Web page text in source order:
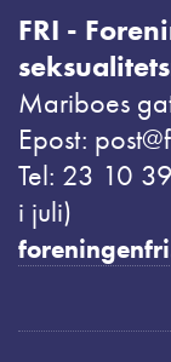
FRI -
Mariboes
Epost:
Tel: 23 10
i juli)